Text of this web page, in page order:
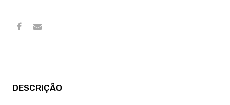
DESCRIÇÃO